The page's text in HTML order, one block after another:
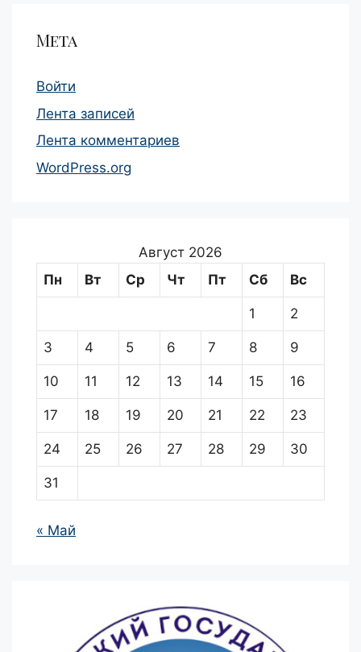
Мета
Войти
Лента записей
Лента комментариев
WordPress.org
Август 2026
Пн
Вт Ср Чт Пт Сб Вс
1 2
3 4 5 6 7 8 9
10 11 12 13 14 15 16
17 18 19 20 21 22 23
24 25 26 27 28 29 30
31
« Май